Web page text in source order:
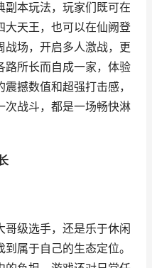
本玩法，玩家们既可在
大天王，也可以在仙阙登
战场，开启多人激战，更
路所长而自成一家，体验
撼数值和超强打击感，
次战斗，都是一场畅快淋
级选手，还是乐于休闲
属于自己的生态定位。